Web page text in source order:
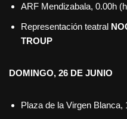
ARF Mendizabala, 0.00h
Representación teatral
TROUP
DOMINGO, 26 DE JUNIO
Plaza de la Virgen Blanca,